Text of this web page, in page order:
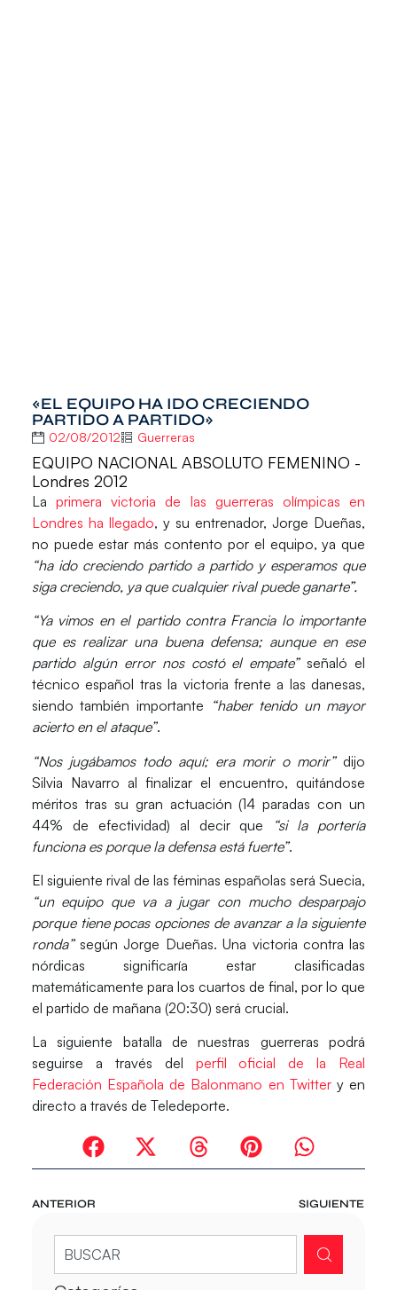
«EL EQUIPO HA IDO CRECIENDO
PARTIDO A PARTIDO»
02/08/2012 Guerreras
EQUIPO NACIONAL ABSOLUTO FEMENINO -
Londres 2012
Laprimera victoria de las guerreras olímpicas en
Londres ha llegado, y su entrenador, Jorge Dueñas,
no puede estar más contento por el equipo, ya que
“ha ido creciendo partido a partido y esperamos que
siga creciendo, ya que cualquier rival puede ganarte”.
“Ya vimos en el partido contra Francia lo importante
que es realizar una buena defensa; aunque en ese
partido algún error nos costó el empate”señaló el
técnico español tras la victoria frente a las danesas,
siendo también importante “haber tenido un mayor
acierto en el ataque”.
“Nos jugábamos todo aquí; era morir o morir”dijo
Silvia Navarro al finalizar el encuentro, quitándose
méritos tras su gran actuación (14 paradas con un
44% de efectividad) al decir que
“si la portería
funciona es porque la defensa está fuerte”.
El siguiente rival de las féminas españolas será Suecia,
“un equipo que va a jugar con mucho desparpajo
porque tiene pocas opciones de avanzar a la siguiente
ronda”según Jorge Dueñas. Una victoria contra las
nórdicas significaría estar clasificadas
matemáticamente para los cuartos de final, por lo que
el partido de mañana (20:30) será crucial.
La siguiente batalla de nuestras guerreras podrá
seguirse a través del perfil oficial de la Real
Federación Española de Balonmano en Twitter y en
directo a través de Teledeporte.
ANTERIOR SIGUIENTE